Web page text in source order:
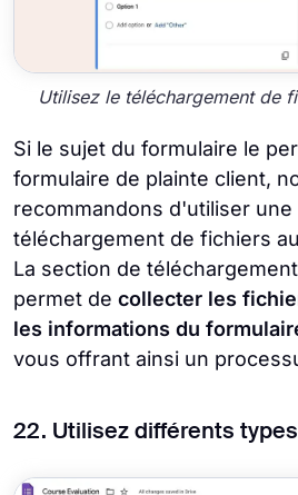
Utilisez le téléchargement de
Si le sujet du formulaire le
formulaire de plainte client,
recommandons d'utiliser une
téléchargement de fichiers
La section de
permet de collecter les
les informations du
vous offrant ainsi un
22. Utilisez différents